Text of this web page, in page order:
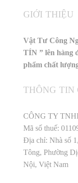
GIỚI THIỆU
Vật Tư Công
TÍN ” lên hàng
phẩm chất
THÔNG TIN
CÔNG TY
Mã số thuế:
Địa chỉ: Nhà số
Tông, Phường
Nội, Việt Nam